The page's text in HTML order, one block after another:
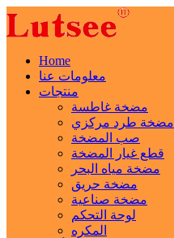
Home
معلومات عنا
منتجات
مضخة غاطسة
مضخة طرد مركزي
صب المضخة
قطع غيار المضخة
مضخة مياه البحر
مضخة حريق
مضخة صناعية
لوحة التحكم
المكره